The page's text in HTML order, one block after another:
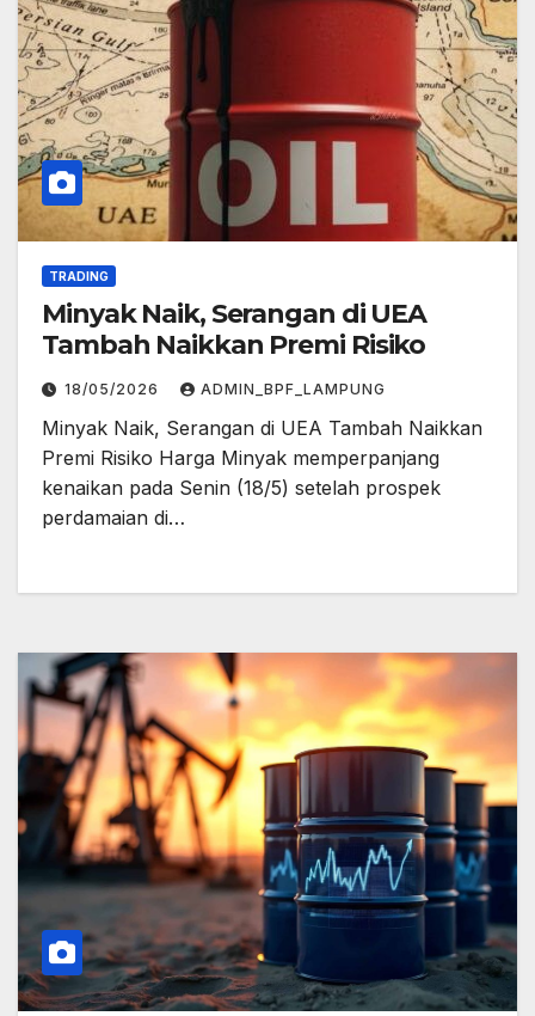
TRADING
Minyak Naik, Serangan di UEA
Tambah Naikkan Premi Risiko
18/05/2026 ADMIN_BPF_LAMPUNG
Minyak Naik, Serangan di UEA Tambah Naikkan
Premi Risiko Harga Minyak memperpanjang
kenaikan pada Senin (18/5) setelah prospek
perdamaian di…